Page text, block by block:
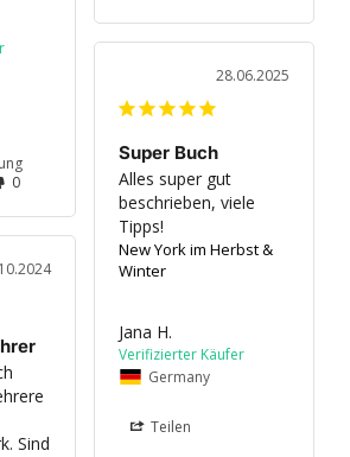
0
28.06.2025
Super Buch
Alles super gut
beschrieben, viele
Tipps!
New York im Herbst &
Winter
Jana H.
Germany
Teilen
Sind